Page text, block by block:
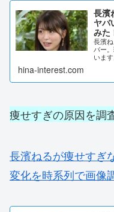
長濱
ヤバ
みた
長濱
バー
いま
hina-interest.com
痩せすぎの原因を調
長濱ねるが痩せすぎ
変化を時系列で画像